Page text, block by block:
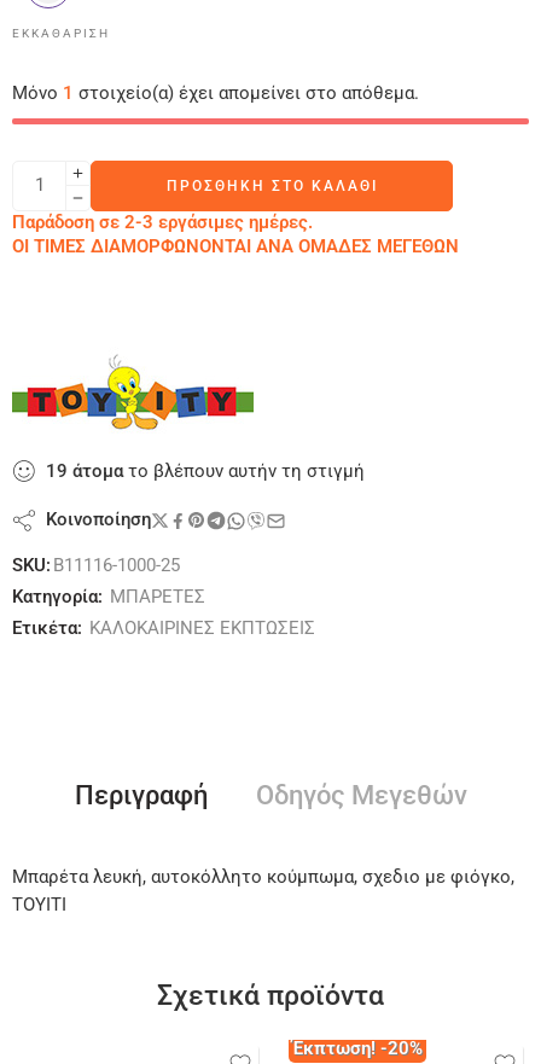
ΕΚΚΑΘΆΡΙΣΗ
Μόνο 1 στοιχείο(α) έχει απομείνει στο απόθεμα.
ΠΡΟΣΘΉΚΗ ΣΤΟ ΚΑΛΆΘΙ
Παράδοση σε 2-3 εργάσιμες ημέρες.
ΟΙ ΤΙΜΕΣ ΔΙΑΜΟΡΦΩΝΟΝΤΑΙ ΑΝΑ ΟΜΑΔΕΣ ΜΕΓΕΘΩΝ
19 άτοματο βλέπουν αυτήν τη στιγμή
Κοινοποίηση
SKU: B11116-1000-25
Κατηγορία: ΜΠΑΡΕΤΕΣ
Ετικέτα: ΚΑΛΟΚΑΙΡΙΝΕΣ ΕΚΠΤΩΣΕΙΣ
Περιγραφή Οδηγός Μεγεθών
Μπαρέτα λευκή, αυτοκόλλητο κούμπωμα, σχεδιο με φιόγκο,
ΤΟΥΙΤΙ
Σχετικά προϊόντα
Έκπτωση! -20%